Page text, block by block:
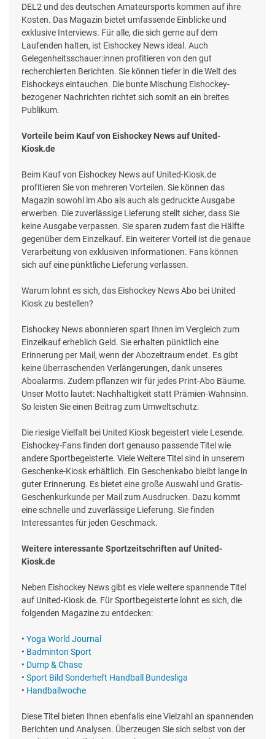
DEL2 und des deutschen Amateursports kommen auf ihre
Kosten. Das Magazin bietet umfassende Einblicke und
exklusive Interviews. Für alle, die sich gerne auf dem
Laufenden halten, ist Eishockey News ideal. Auch
Gelegenheitsschauer:innen profitieren von den gut
recherchierten Berichten. Sie können tiefer in die Welt des
Eishockeys eintauchen. Die bunte Mischung Eishockey-
bezogener Nachrichten richtet sich somit an ein breites
Publikum.
Vorteile beim Kauf von Eishockey News auf United-
Kiosk.de
Beim Kauf von Eishockey News auf United-Kiosk.de
profitieren Sie von mehreren Vorteilen. Sie können das
Magazin sowohl im Abo als auch als gedruckte Ausgabe
erwerben. Die zuverlässige Lieferung stellt sicher, dass Sie
keine Ausgabe verpassen. Sie sparen zudem fast die Hälfte
gegenüber dem Einzelkauf. Ein weiterer Vorteil ist die genaue
Verarbeitung von exklusiven Informationen. Fans können
sich auf eine pünktliche Lieferung verlassen.
Warum lohnt es sich, das Eishockey News Abo bei United
Kiosk zu bestellen?
Eishockey News abonnieren spart Ihnen im Vergleich zum
Einzelkauf erheblich Geld. Sie erhalten pünktlich eine
Erinnerung per Mail, wenn der Abozeitraum endet. Es gibt
keine überraschenden Verlängerungen, dank unseres
Aboalarms. Zudem pflanzen wir für jedes Print-Abo Bäume.
Unser Motto lautet: Nachhaltigkeit statt Prämien-Wahnsinn.
So leisten Sie einen Beitrag zum Umweltschutz.
Die riesige Vielfalt bei United Kiosk begeistert viele Lesende.
Eishockey-Fans finden dort genauso passende Titel wie
andere Sportbegeisterte. Viele Weitere Titel sind in unserem
Geschenke-Kiosk erhältlich. Ein Geschenkabo bleibt lange in
guter Erinnerung. Es bietet eine große Auswahl und Gratis-
Geschenkurkunde per Mail zum Ausdrucken. Dazu kommt
eine schnelle und zuverlässige Lieferung. Sie finden
Interessantes für jeden Geschmack.
Weitere interessante Sportzeitschriften auf United-
Kiosk.de
Neben Eishockey News gibt es viele weitere spannende Titel
auf United-Kiosk.de. Für Sportbegeisterte lohnt es sich, die
folgenden Magazine zu entdecken:
• Yoga World Journal
• Badminton Sport
• Dump & Chase
• Sport Bild Sonderheft Handball Bundesliga
• Handballwoche
Diese Titel bieten Ihnen ebenfalls eine Vielzahl an spannenden
Berichten und Analysen. Überzeugen Sie sich selbst von der